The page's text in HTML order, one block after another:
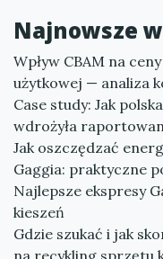
Najnowsze
Wpływ CBAM na
użytkowej — analiza
Case study: Jak
wdrożyła
Jak oszczędzać
Gaggia: praktyczne
Najlepsze ekspresy
kieszeń
Gdzie szukać i jak
na recykling sprzętu